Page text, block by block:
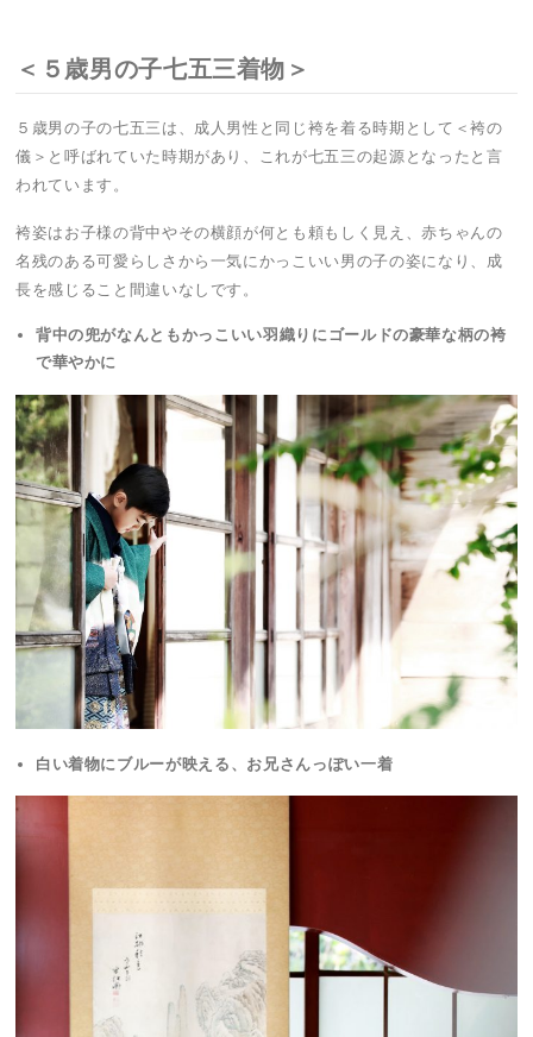
＜５歳男の子七五三着物＞
５歳男の子の七五三は、成人男性と同じ袴を着る時期として＜袴の
儀＞と呼ばれていた時期があり、これが七五三の起源となったと言
われています。
袴姿はお子様の背中やその横顔が何とも頼もしく見え、赤ちゃんの
名残のある可愛らしさから一気にかっこいい男の子の姿になり、成
長を感じること間違いなしです。
背中の兜がなんともかっこいい羽織りにゴールドの豪華な柄の袴
で華やかに
白い着物にブルーが映える、お兄さんっぽい一着